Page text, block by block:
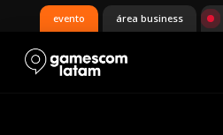
evento área business